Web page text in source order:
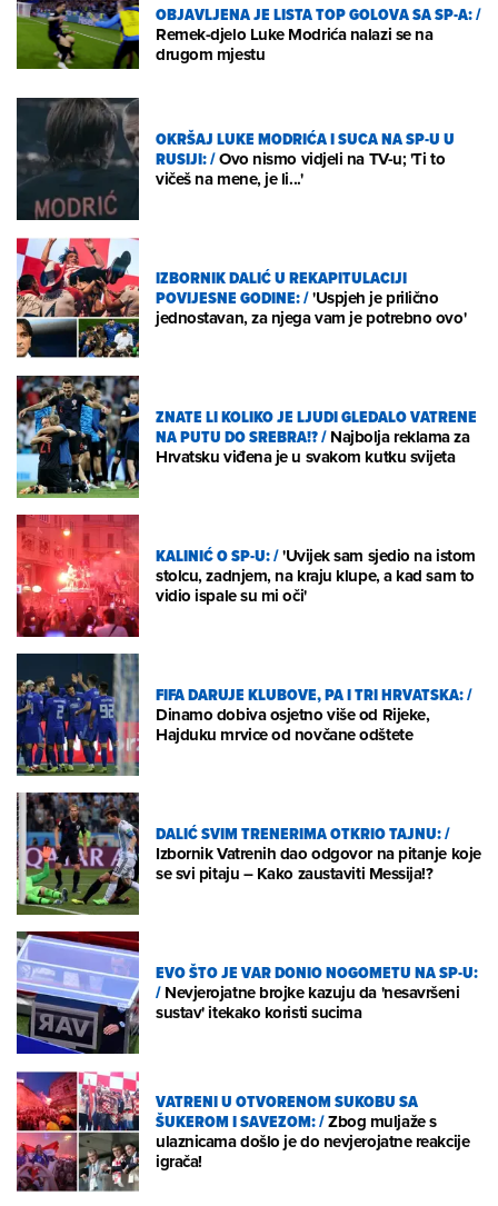
OBJAVLJENA JE LISTA TOP GOLOVA SA SP-A:/
Remek-djelo Luke Modrića nalazi se na
drugom mjestu
OKRŠAJ LUKE MODRIĆA I SUCA NA SP-U U
RUSIJI:/Ovo nismo vidjeli na TV-u; 'Ti to
vičeš na mene, je li...'
IZBORNIK DALIĆ U REKAPITULACIJI
POVIJESNE GODINE:/'Uspjeh je prilično
jednostavan, za njega vam je potrebno ovo'
ZNATE LI KOLIKO JE LJUDI GLEDALO VATRENE
NA PUTU DO SREBRA!?/Najbolja reklama za
Hrvatsku viđena je u svakom kutku svijeta
KALINIĆ O SP-U:/'Uvijek sam sjedio na istom
stolcu, zadnjem, na kraju klupe, a kad sam to
vidio ispale su mi oči'
FIFA DARUJE KLUBOVE, PA I TRI HRVATSKA:/
Dinamo dobiva osjetno više od Rijeke,
Hajduku mrvice od novčane odštete
DALIĆ SVIM TRENERIMA OTKRIO TAJNU:/
Izbornik Vatrenih dao odgovor na pitanje koje
se svi pitaju – Kako zaustaviti Messija!?
EVO ŠTO JE VAR DONIO NOGOMETU NA SP-U:
/Nevjerojatne brojke kazuju da 'nesavršeni
sustav' itekako koristi sucima
VATRENI U OTVORENOM SUKOBU SA
ŠUKEROM I SAVEZOM:/Zbog muljaže s
ulaznicama došlo je do nevjerojatne reakcije
igrača!